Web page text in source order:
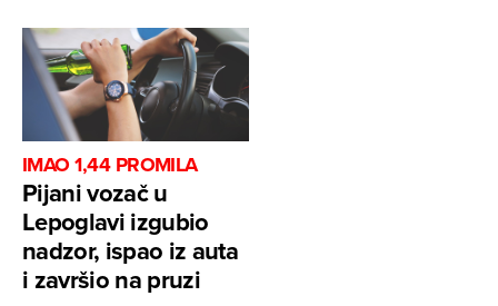
IMAO 1,44 PROMILA
Pijani vozač u
Lepoglavi izgubio
nadzor, ispao iz auta
i završio na pruzi